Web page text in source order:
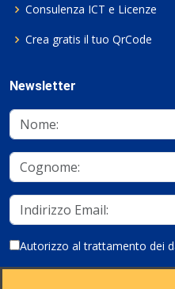
Consulenza ICT e Licenze
Crea gratis il tuo QrCode
Newsletter
Autorizzo al trattamento dei